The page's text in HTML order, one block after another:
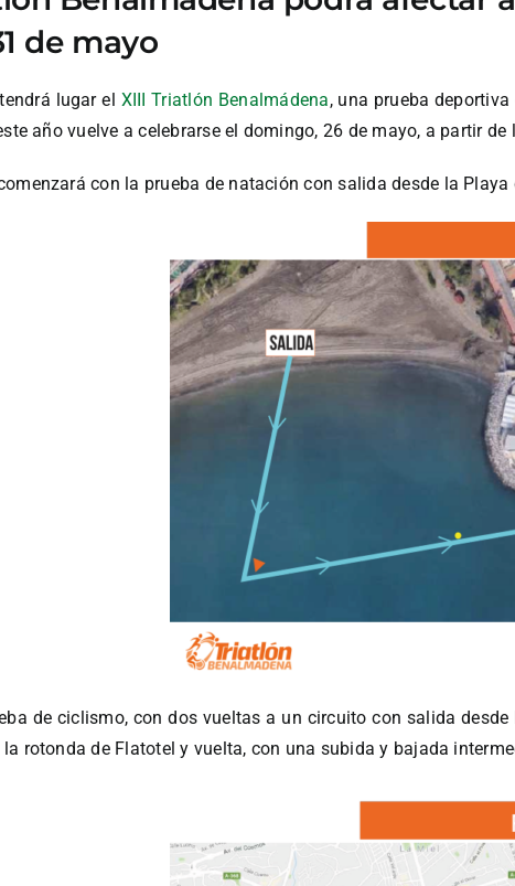
de mayo
lugar el XIII Triatlón Benalmádena, una prueba
año vuelve a celebrarse el domingo, 26 de mayo, a partir
con la prueba de natación con salida desde la
de ciclismo, con dos vueltas a un circuito con salida
rotonda de Flatotel y vuelta, con una subida y bajada